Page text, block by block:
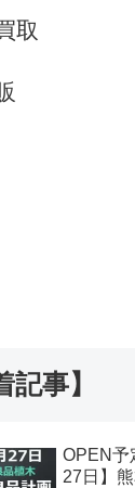
取
記事】
OPEN予
27日】